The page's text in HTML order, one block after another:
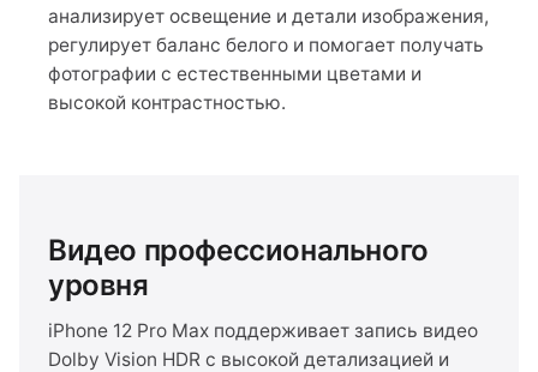
анализирует освещение и детали изображения,
регулирует баланс белого и помогает получать
фотографии с естественными цветами и
высокой контрастностью.
Видео профессионального
уровня
iPhone 12 Pro Max поддерживает запись видео
Dolby Vision HDR с высокой детализацией и